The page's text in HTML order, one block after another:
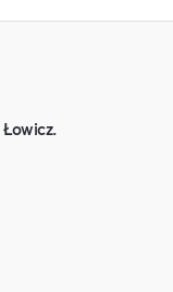
Łowicz.